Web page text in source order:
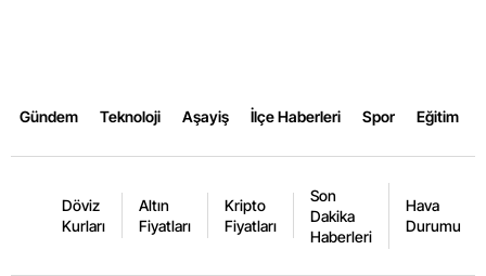
Gündem Teknoloji Aşayiş İlçe Haberleri Spor Eğitim
Döviz
Kurları
Altın
Fiyatları
Kripto
Fiyatları
Son
Dakika
Haberleri
Hava
Durumu